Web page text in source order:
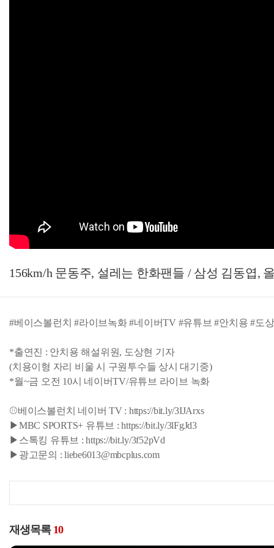
156km/h 문동주, 설레는 한화팬들 / 삼성 김동엽,
#베이스볼런치 #라이브녹화 #네이버TV #유튜브 #안치용 #도
*출연진 : 안치용 해설위원, 도상현 기자
(치용이형 자리 비울 시 구원투수들 상시 대기중)
*월~금 오전 10시 네이버TV/유튜브 라이브 녹화
⚾베이스볼런치 네이버 TV : https://bit.ly/3IJArxs
▶MBC SPORTS+ 유튜브 : https://bit.ly/3lFgJd3
▶스톡킹 유튜브 : https://bit.ly/3f52pVd
▶광고문의 : liebe6013@mbcplus.com
재생목록 10